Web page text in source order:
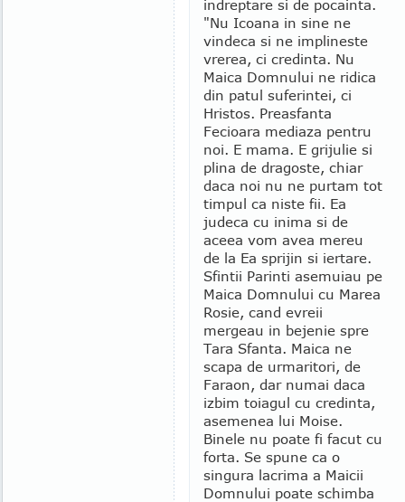
indreptare si de pocainta.
"Nu Icoana in sine ne
vindeca si ne implineste
vrerea, ci credinta. Nu
Maica Domnului ne ridica
din patul suferintei, ci
Hristos. Preasfanta
Fecioara mediaza pentru
noi. E mama. E grijulie si
plina de dragoste, chiar
daca noi nu ne purtam tot
timpul ca niste fii. Ea
judeca cu inima si de
aceea vom avea mereu
de la Ea sprijin si iertare.
Sfintii Parinti asemuiau pe
Maica Domnului cu Marea
Rosie, cand evreii
mergeau in bejenie spre
Tara Sfanta. Maica ne
scapa de urmaritori, de
Faraon, dar numai daca
izbim toiagul cu credinta,
asemenea lui Moise.
Binele nu poate fi facut cu
forta. Se spune ca o
singura lacrima a Maicii
Domnului poate schimba